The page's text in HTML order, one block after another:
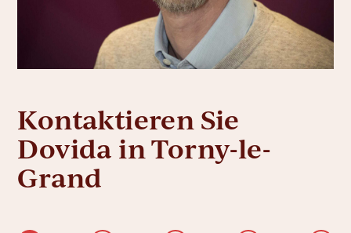
Kontaktieren Sie
Dovida in Torny-le-
Grand